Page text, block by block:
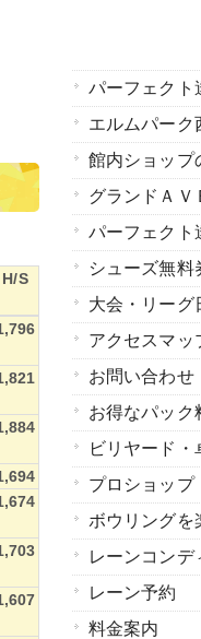
H/S
H/S
パーフェクト
エルムパーク
館内ショップ
グランドＡＶ
パーフェクト
シューズ無料
大会・リーグ
アクセスマッ
お問い合わせ
お得なパック
ビリヤード・
プロショップ
ボウリングを
レーンコンデ
レーン予約
料金案内